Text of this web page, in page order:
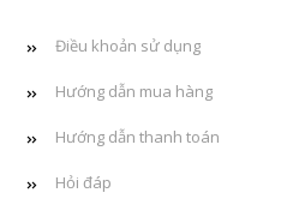
Điều khoản sử dụng
Hướng dẫn mua hàng
Hướng dẫn thanh toán
Hỏi đáp